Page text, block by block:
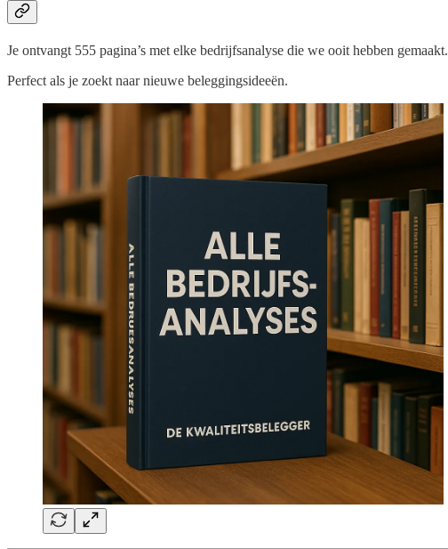
Je ontvangt 555 pagina’s met elke bedrijfsanalyse die we ooit hebben gemaakt.
Perfect als je zoekt naar nieuwe beleggingsideeën.